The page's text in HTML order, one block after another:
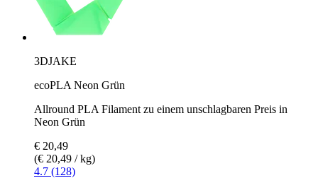
3DJAKE
ecoPLA Neon Grün
Allround PLA Filament zu einem unschlagbaren Preis in
Neon Grün
€ 20,49
(€ 20,49 / kg)
4.7 (128)